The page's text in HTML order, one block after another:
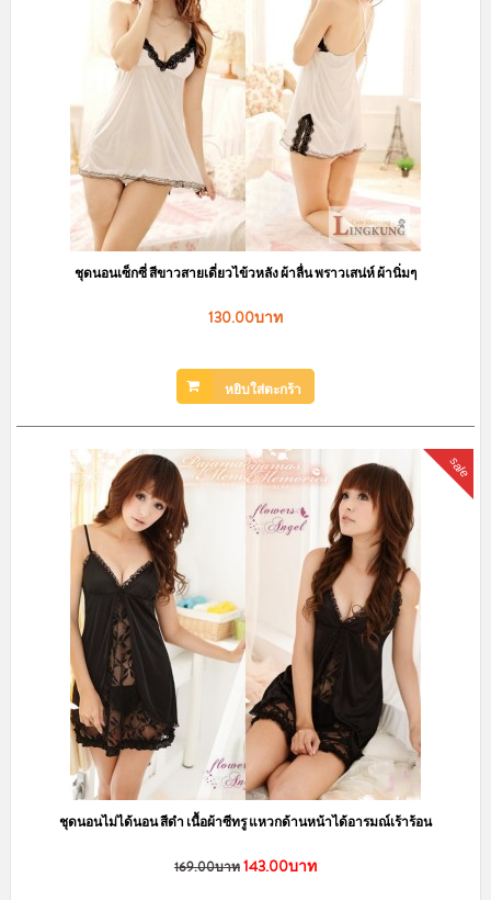
ชุดนอนเซ็กซี่ สีขาวสายเดี่ยวไข้วหลัง ผ้าลื่น พราวเสน่ห์ ผ้านิ่มๆ
130.00บาท
หยิบใส่ตะกร้า
sale
ชุดนอนไม่ได้นอน สีดำ เนื้อผ้าซีทรู แหวกด้านหน้าได้อารมณ์เร้าร้อน
169.00บาท143.00บาท